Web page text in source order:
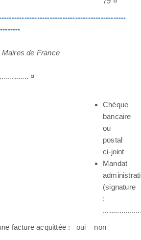
Maires de France
¤
Chèque
bancaire
ou
postal
ci-joint
Mandat
(signature
:
facture acquittée : oui non